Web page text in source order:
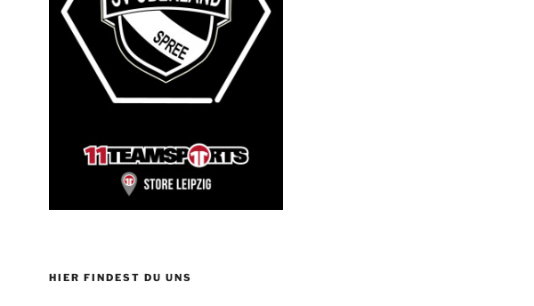
HIER FINDEST DU UNS